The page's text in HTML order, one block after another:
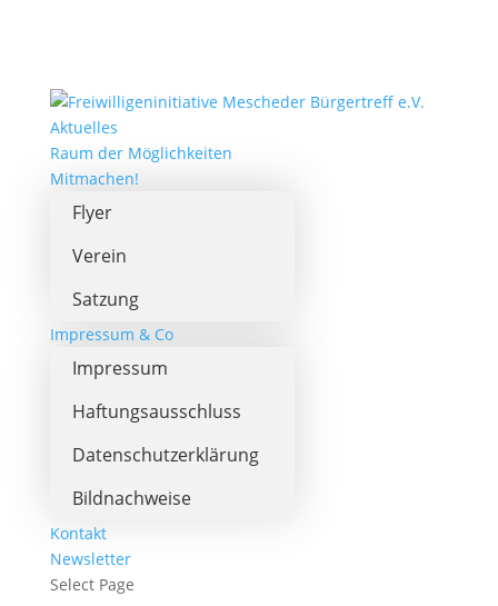
Aktuelles
Raum der Möglichkeiten
Mitmachen!
Flyer
Verein
Satzung
Impressum & Co
Impressum
Haftungsausschluss
Datenschutzerklärung
Bildnachweise
Kontakt
Newsletter
Select Page